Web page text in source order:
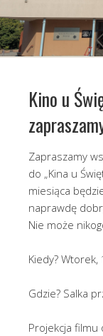
Kino u
Zapraszamy
do „Kina u
miesiąca
naprawdę
Nie może
Kiedy?
Gdzie? Salka
Projekcja filmu